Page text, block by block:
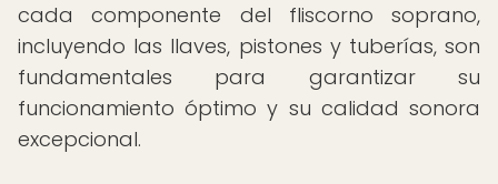
cada componente del fliscorno soprano,
incluyendo las llaves, pistones y tuberías, son
fundamentales para garantizar su
funcionamiento óptimo y su calidad sonora
excepcional.